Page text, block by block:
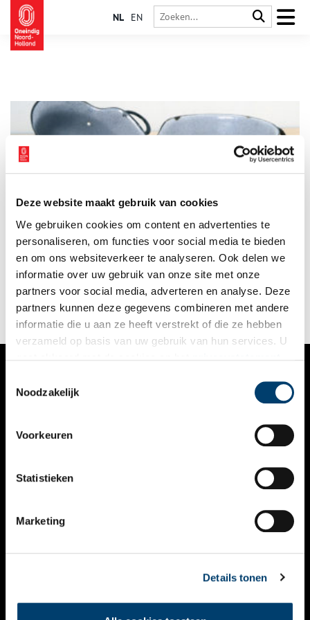
Deze website maakt gebruik van cookies
We gebruiken cookies om content en advertenties te
personaliseren, om functies voor social media te bieden
en om ons websiteverkeer te analyseren. Ook delen we
informatie over uw gebruik van onze site met onze
partners voor social media, adverteren en analyse. Deze
partners kunnen deze gegevens combineren met andere
informatie die u aan ze heeft verstrekt of die ze hebben
verzameld op basis van uw gebruik van hun services. U
Noodzakelijk
Voorkeuren
Statistieken
Marketing
Details tonen
NL EN
In het kader van 75 jaar bevrijding geeft Oneindig Noord-
Holland dit voorjaar een overzicht van de meest
spraakmakende oorlogsobjecten uit Noord-Hollandse
collecties. De voorwerpen hebben elke maand een ander
thema. Van papieren kleding tot hergebruikte legerhelmen,
deze maand staat het dagelijks leven centraal.
VERHALEN
KALENDER
THEMA’S
VIDEO’S
CONTACT